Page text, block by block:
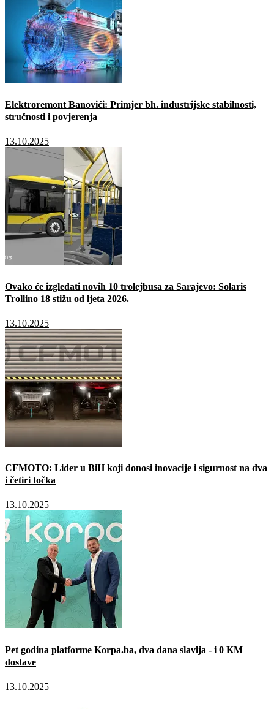
Elektroremont Banovići: Primjer bh. industrijske stabilnosti,
stručnosti i povjerenja
13.10.2025
Ovako će izgledati novih 10 trolejbusa za Sarajevo: Solaris
Trollino 18 stižu od ljeta 2026.
13.10.2025
CFMOTO: Lider u BiH koji donosi inovacije i sigurnost na dva
i četiri točka
13.10.2025
Pet godina platforme Korpa.ba, dva dana slavlja - i 0 KM
dostave
13.10.2025